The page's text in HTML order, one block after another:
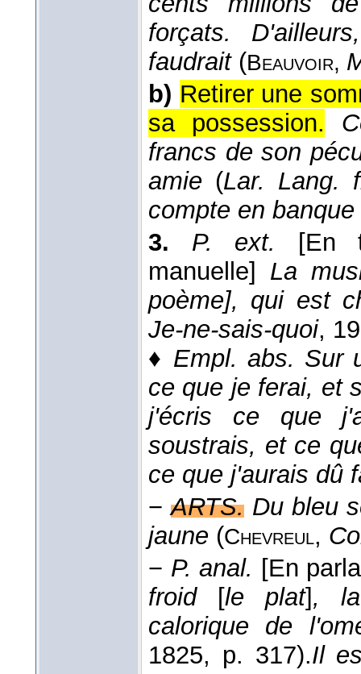
forçats.
faudrait(Beauvoir,
b) Retirer une
sa possession.
francs de son
amie (Lar. Lang.
compte en banque
3.
P. ext.
[En
manuelle] La
poème], qui est
Je-ne-sais-quoi,
♦ Empl. abs. Sur
ce que je ferai, et
j'écris ce que
soustrais, et ce
ce que j'aurais dû
−ARTS. Du bleu
jaune (Chevreul,
− P. anal. [En
froid [le plat], la
calorique de
1825, p. 317).Il